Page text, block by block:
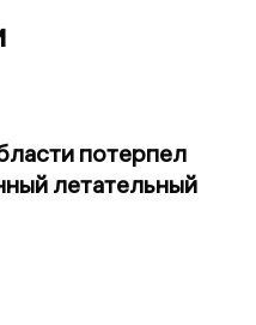
потерпел
летательный